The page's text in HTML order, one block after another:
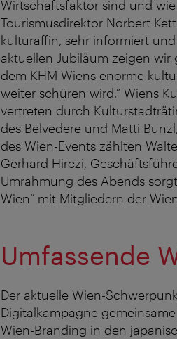
Wirtschaftsfaktor sind und
Tourismusdirektor Norbert
kulturaffin, sehr informiert
aktuellen Jubiläum zeigen
dem KHM Wiens enorme
weiter schüren wird.“ Wiens
vertreten durch
des Belvedere und Matti
des Wien-Events zählten
Gerhard Hirczi,
Umrahmung des Abends
Wien“ mit Mitgliedern der
Umfassende
Der aktuelle Wien-
Digitalkampagne
Wien-Branding in den